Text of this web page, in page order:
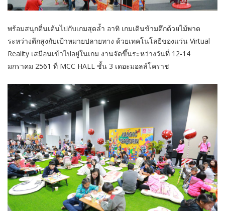
พร้อมสนุกตื่นเต้นไปกับเกมสุดล้ำ อาทิ เกมเดินข้ามตึกด้วยไม้พาด
ระหว่างตึกสูงกับเป้าหมายปลายทาง ด้วยเทคโนโลยีของแว่น Virtual
Reality เสมือนเข้าไปอยู่ในเกม งานจัดขึ้นระหว่างวันที่ 12-14
มกราคม 2561 ที่ MCC HALL ชั้น 3 เดอะมอลล์โคราช